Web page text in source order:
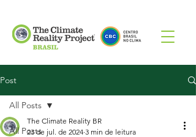
Post
All Posts
All Posts
The Climate Reality BR
23 de jul. de 2024 3 min de leitura